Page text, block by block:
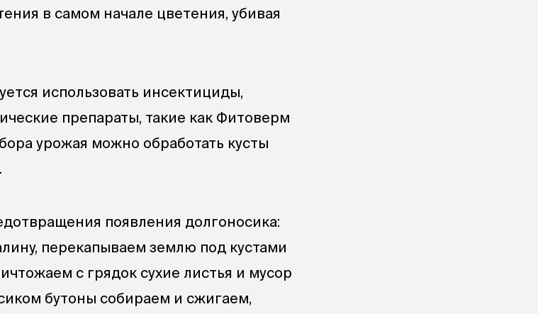
в самом начале цветения, убивая
использовать инсектициды,
препараты, такие как Фитоверм
урожая можно обработать кусты
появления долгоносика:
перекапываем землю под кустами
с грядок сухие листья и мусор
бутоны собираем и сжигаем,